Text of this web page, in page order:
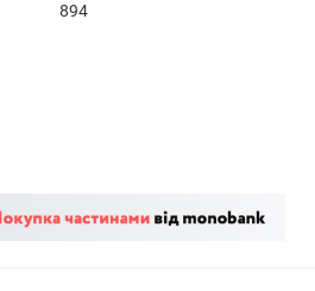
894